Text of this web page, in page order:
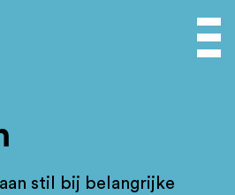
stil bij belangrijke